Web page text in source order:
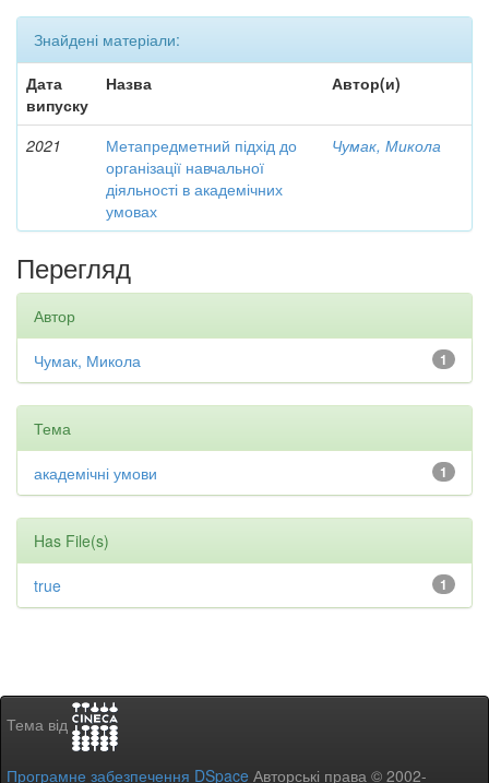
Знайдені матеріали:
Дата
випуску
Назва Автор(и)
2021
Метапредметний підхід до
організації навчальної
діяльності в академічних
умовах
Чумак, Микола
Перегляд
Автор
1
Чумак, Микола
Тема
1
академічні умови
Has File(s)
1
true
Тема від
Програмне забезпечення DSpace Авторські права © 2002-